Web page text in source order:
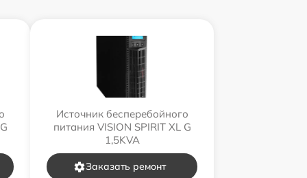
Источник бесперебойного
питания VISION SPIRIT XL G
1,5KVA
Заказать ремонт